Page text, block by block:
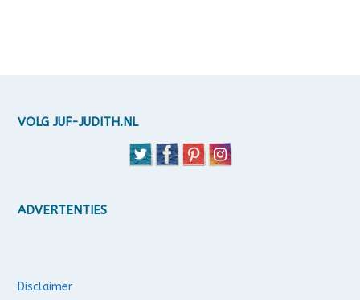
VOLG JUF-JUDITH.NL
ADVERTENTIES
Disclaimer